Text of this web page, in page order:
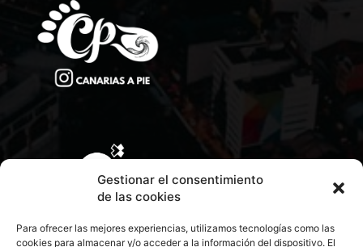
Gestionar el consentimiento
de las cookies
Para ofrecer las mejores experiencias, utilizamos tecnologías como las
cookies para almacenar y/o acceder a la información del dispositivo. El